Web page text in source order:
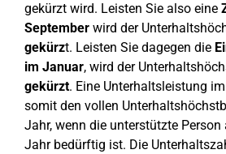
gekürzt wird. Leisten Sie also eine
September wird der
gekürzt. Leisten Sie dagegen die
im Januar, wird der
gekürzt. Eine Unterhaltsleistung
somit den vollen
Jahr, wenn die unterstützte
Jahr bedürftig ist. Die